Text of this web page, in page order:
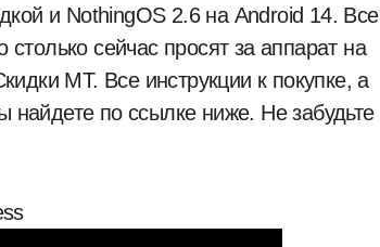
и NothingOS 2.6 на Android 14. Все
сейчас просят за аппарат на
МТ. Все инструкции к покупке, а
найдете по ссылке ниже. Не забудьте